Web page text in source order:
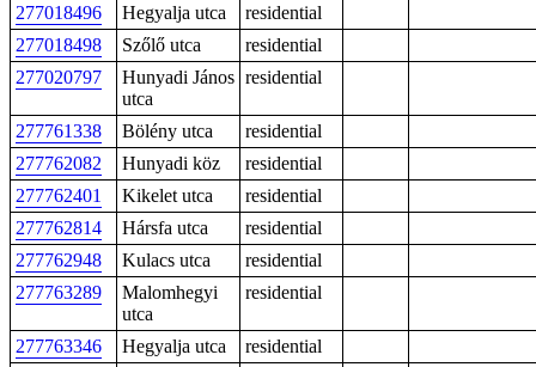
277018496
Hegyalja utca
residential
277018498
Szőlő utca
residential
277020797
Hunyadi János
utca
residential
277761338 Bölény utca
residential
277762082
Hunyadi köz
residential
277762401
Kikelet utca
residential
277762814
Hársfa utca
residential
277762948
Kulacs utca
residential
277763289
Malomhegyi
utca
residential
277763346 Hegyalja utca
residential